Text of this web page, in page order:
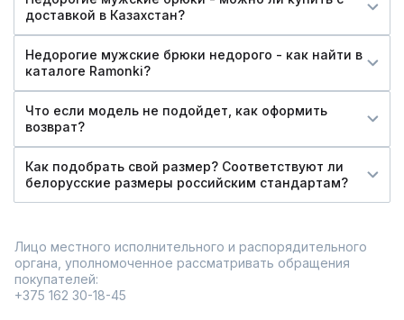
доставкой в Казахстан?
Недорогие мужские брюки недорого - как найти в
каталоге Ramonki?
Что если модель не подойдет, как оформить
возврат?
Как подобрать свой размер? Соответствуют ли
белорусские размеры российским стандартам?
Лицо местного исполнительного и распорядительного
органа, уполномоченное рассматривать обращения
покупателей:
+375 162 30-18-45